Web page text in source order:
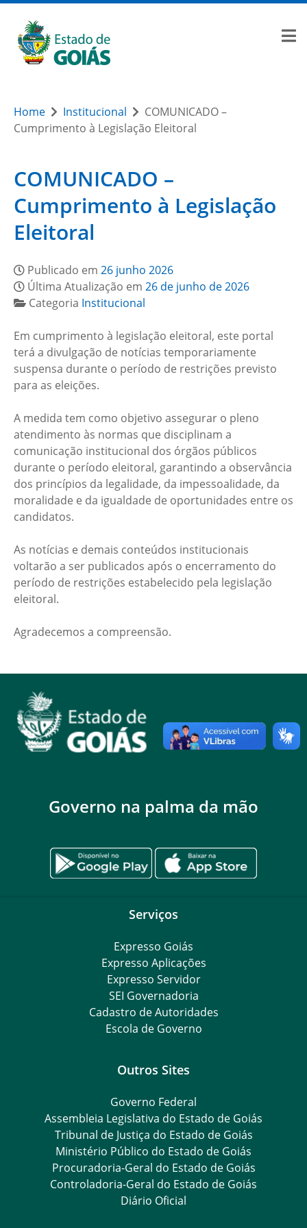
Home Institucional
COMUNICADO –
Cumprimento à Legislação Eleitoral
COMUNICADO –
Cumprimento à Legislação
Eleitoral
Publicado em 26 junho 2026
Última Atualização em 26 de junho de 2026
Categoria Institucional
Em cumprimento à legislação eleitoral, este portal
terá a divulgação de notícias temporariamente
suspensa durante o período de restrições previsto
para as eleições.
A medida tem como objetivo assegurar o pleno
atendimento às normas que disciplinam a
comunicação institucional dos órgãos públicos
durante o período eleitoral, garantindo a observância
dos princípios da legalidade, da impessoalidade, da
moralidade e da igualdade de oportunidades entre os
candidatos.
As notícias e demais conteúdos institucionais
voltarão a ser publicados após o encerramento do
período de restrições estabelecido pela legislação
eleitoral.
Agradecemos a compreensão.
Governo na palma da mão
Serviços
Expresso Goiás
Expresso Aplicações
Expresso Servidor
SEI Governadoria
Cadastro de Autoridades
Escola de Governo
Outros Sites
Governo Federal
Assembleia Legislativa do Estado de Goiás
Tribunal de Justiça do Estado de Goiás
Ministério Público do Estado de Goiás
Procuradoria-Geral do Estado de Goiás
Controladoria-Geral do Estado de Goiás
Diário Oficial